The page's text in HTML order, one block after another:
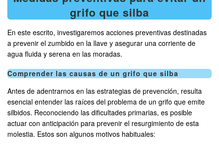
grifo que silba
En este escrito, investigaremos acciones preventivas destinadas
a prevenir el zumbido en la llave y asegurar una corriente de
agua fluida y serena en las moradas.
Comprender las causas de un grifo que silba
Antes de adentrarnos en las estrategias de prevención, resulta
esencial entender las raíces del problema de un grifo que emite
silbidos. Reconociendo las dificultades primarias, es posible
actuar con anticipación para prevenir el resurgimiento de esta
molestia. Estos son algunos motivos habituales: